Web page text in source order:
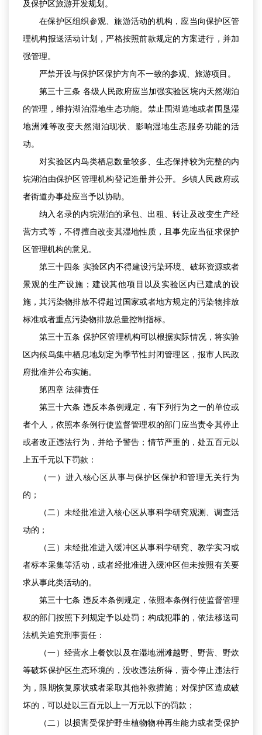
及保护区旅游开发规划。
在保护区组织参观、旅游活动的机构，应当向保护区管
理机构报送活动计划，严格按照前款规定的方案进行，并加
强管理。
严禁开设与保护区保护方向不一致的参观、旅游项目。
第三十三条 各级人民政府应当加强实验区垸内天然湖泊
的管理，维持湖泊湿地生态功能。禁止围湖造地或者围垦湿
地洲滩等改变天然湖泊现状、影响湿地生态服务功能的活
动。
对实验区内鸟类栖息数量较多、生态保持较为完整的内
垸湖泊由保护区管理机构登记造册并公开。乡镇人民政府或
者街道办事处应当予以协助。
纳入名录的内垸湖泊的承包、出租、转让及改变生产经
营方式等，不得擅自改变其湿地性质，且事先应当征求保护
区管理机构的意见。
第三十四条 实验区内不得建设污染环境、破坏资源或者
景观的生产设施；建设其他项目以及实验区内已建成的设
施，其污染物排放不得超过国家或者地方规定的污染物排放
标准或者重点污染物排放总量控制指标。
第三十五条 保护区管理机构可以根据实际情况，将实验
区内候鸟集中栖息地划定为季节性封闭管理区，报市人民政
府批准并公布实施。
第四章 法律责任
第三十六条 违反本条例规定，有下列行为之一的单位或
者个人，依照本条例行使监督管理权的部门应当责令其停止
或者改正违法行为，并给予警告；情节严重的，处五百元以
上五千元以下罚款：
（一）进入核心区从事与保护区保护和管理无关行为
的；
（二）未经批准进入核心区从事科学研究观测、调查活
动的；
（三）未经批准进入缓冲区从事科学研究、教学实习或
者标本采集等活动，或者经批准进入缓冲区但未按照有关要
求从事此类活动的。
第三十七条 违反本条例规定，依照本条例行使监督管理
权的部门按照下列规定予以处罚；构成犯罪的，依法移送司
法机关追究刑事责任：
（一）经营水上餐饮以及在湿地洲滩越野、野营、野炊
等破坏保护区生态环境的，没收违法所得，责令停止违法行
为，限期恢复原状或者采取其他补救措施；对保护区造成破
坏的，可以处以三百元以上一万元以下的罚款；
（二）以损害受保护野生植物物种再生能力或者受保护